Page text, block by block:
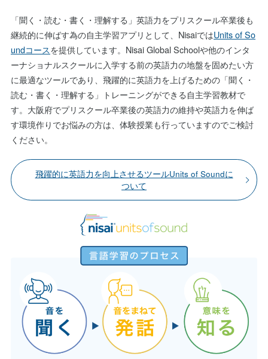
「聞く・読む・書く・理解する」英語力をプリスクール卒業後も
継続的に伸ばす為の自主学習アプリとして、NisaiではUnits of So
undコースを提供しています。Nisai Global Schoolや他のインタ
ーナショナルスクールに入学する前の英語力の地盤を固めたい方
に最適なツールであり、飛躍的に英語力を上げるための「聞く・
読む・書く・理解する」トレーニングができる自主学習教材で
す。大阪府でプリスクール卒業後の英語力の維持や英語力を伸ば
す環境作りでお悩みの方は、体験授業も行っていますのでご検討
ください。
飛躍的に英語力を向上させるツールUnits of Soundに
ついて